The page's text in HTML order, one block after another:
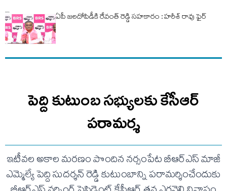
ఏపీ జలదోపిడీకి రేవంత్ రెడ్డి సహకారం : హరీశ్ రావు ఫైర్
పెద్ది కుటుంబ సభ్యులకు కేసీఆర్
పరామర్శ
ఇటీవల అకాల మరణం పొందిన నర్సంపేట బీఆర్ఎస్ మాజీ
ఎమ్మెల్యే పెద్ది సుదర్శన్ రెడ్డి కుటుంబాన్ని పరామర్శించేందుకు